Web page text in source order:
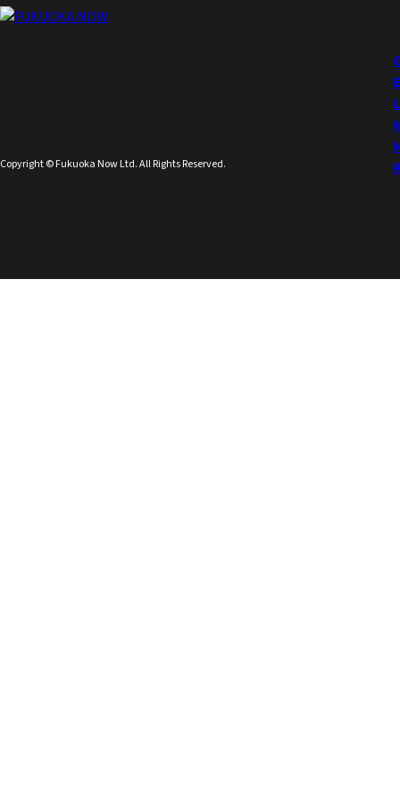
Copyright © Fukuoka Now Ltd. All Rights Reserved.